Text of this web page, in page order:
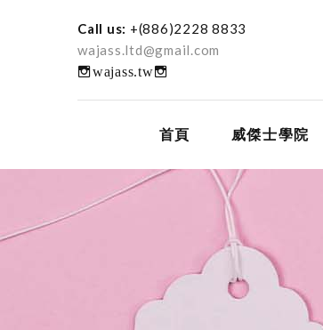
Call us: +(886)2228 8833
wajass.ltd@gmail.com
wajass.tw
首頁 威傑士學院